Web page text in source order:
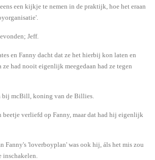
een kijkje te nemen in de praktijk, hoe het eraan
Jeff.
en Fanny dacht dat ze het hierbij kon laten en
had nooit eigenlijk meegedaan had ze tegen
bij mcBill, koning van de Billies.
beetje verliefd op Fanny, maar dat had hij eigenlijk
Fanny's 'loverboyplan' was ook hij, áls het mis zou
inschakelen.